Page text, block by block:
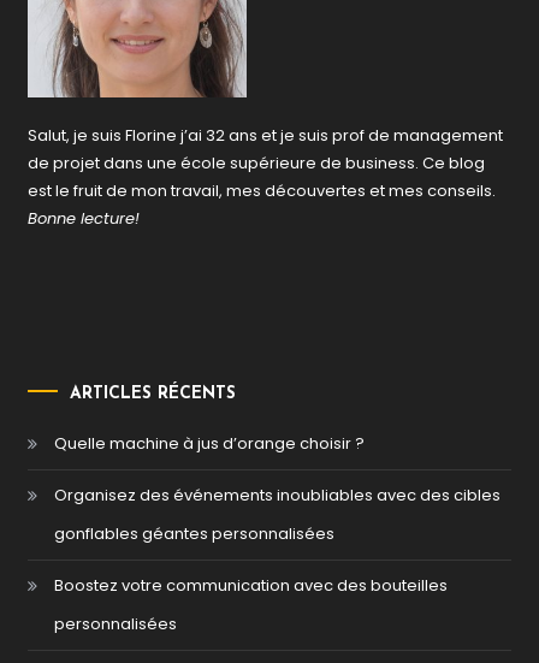
Salut, je suis Florine j’ai 32 ans et je suis prof de management
de projet dans une école supérieure de business. Ce blog
est le fruit de mon travail, mes découvertes et mes conseils.
Bonne lecture!
ARTICLES RÉCENTS
Quelle machine à jus d’orange choisir ?
Organisez des événements inoubliables avec des cibles
gonflables géantes personnalisées
Boostez votre communication avec des bouteilles
personnalisées